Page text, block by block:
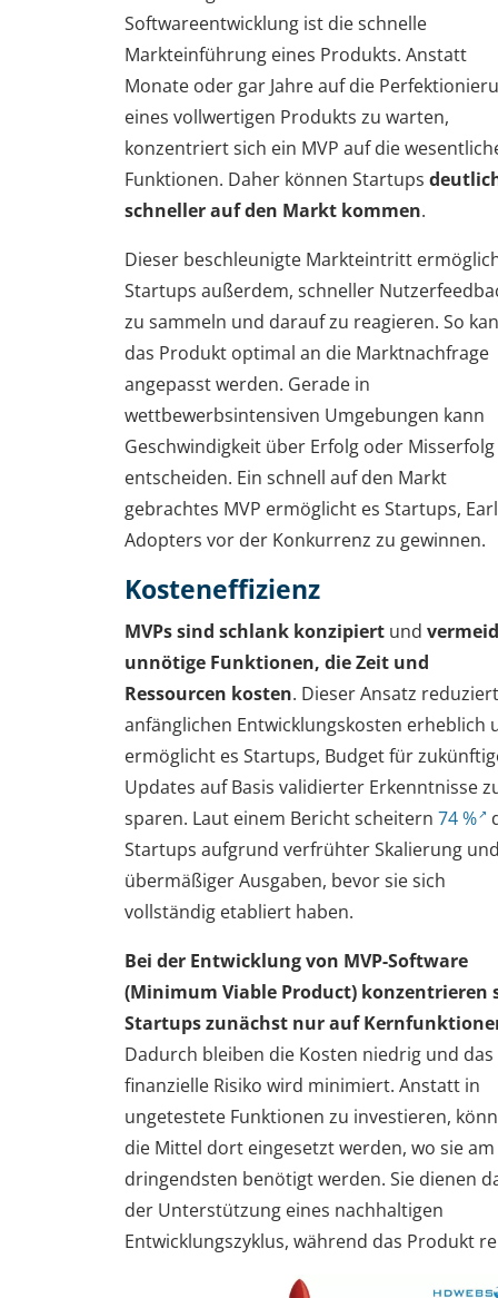
Softwareentwicklung ist die schnelle
Markteinführung eines Produkts. Anstatt
Monate oder gar Jahre auf die
eines vollwertigen Produkts zu warten,
konzentriert sich ein MVP auf die
Funktionen. Daher können Startups
schneller auf den Markt kommen.
Dieser beschleunigte Markteintritt
Startups außerdem, schneller
zu sammeln und darauf zu reagieren. So
das Produkt optimal an die Marktnachfrage
angepasst werden. Gerade in
wettbewerbsintensiven Umgebungen kann
Geschwindigkeit über Erfolg oder Misserfolg
entscheiden. Ein schnell auf den Markt
gebrachtes MVP ermöglicht es Startups,
Adopters vor der Konkurrenz zu gewinnen.
Kosteneffizienz
MVPs sind schlank konzipiert und
unnötige Funktionen, die Zeit und
Ressourcen kosten. Dieser Ansatz
anfänglichen Entwicklungskosten erheblich
ermöglicht es Startups, Budget für
Updates auf Basis validierter Erkenntnisse
sparen. Laut einem Bericht scheitern 74 %
Startups aufgrund verfrühter Skalierung
übermäßiger Ausgaben, bevor sie sich
vollständig etabliert haben.
Bei der Entwicklung von MVP-Software
(Minimum Viable Product) konzentrieren
Startups zunächst nur auf
Dadurch bleiben die Kosten niedrig und das
finanzielle Risiko wird minimiert. Anstatt in
ungetestete Funktionen zu investieren,
die Mittel dort eingesetzt werden, wo sie am
dringendsten benötigt werden. Sie dienen
der Unterstützung eines nachhaltigen
Entwicklungszyklus, während das Produkt